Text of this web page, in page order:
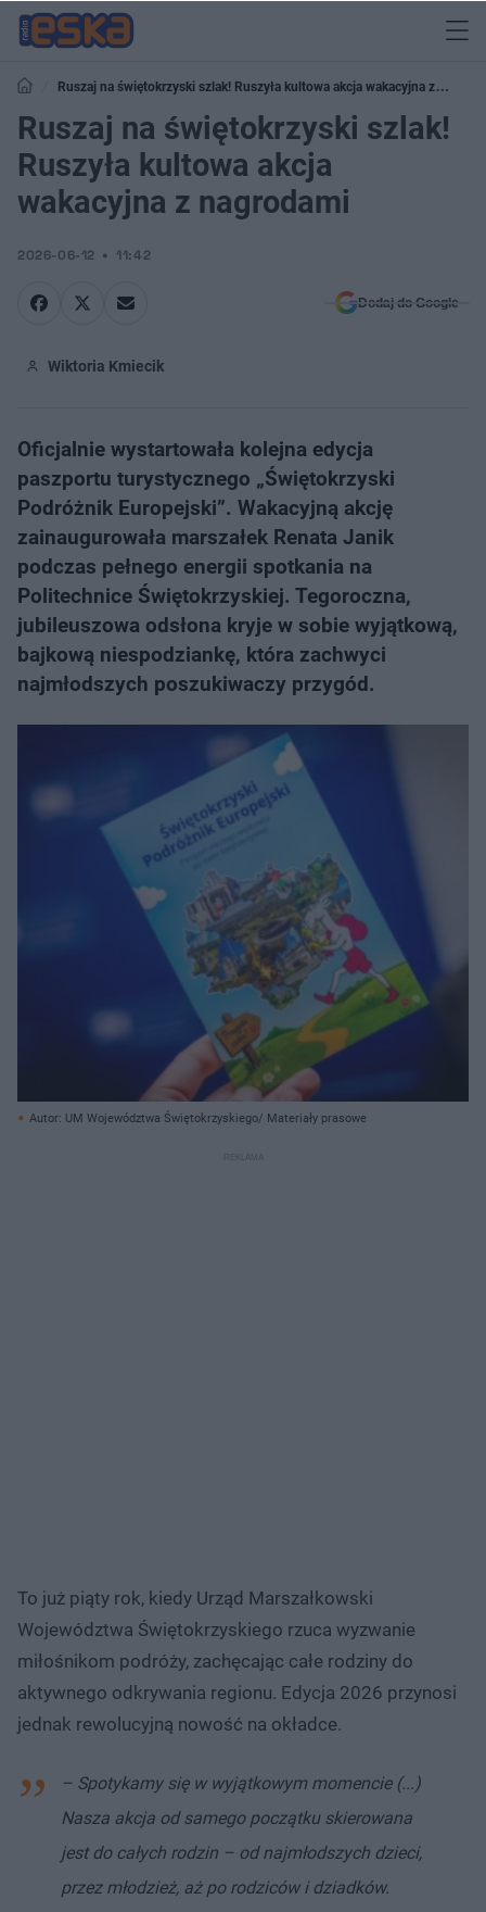
Ruszaj na świętokrzyski szlak! Ruszyła kultowa akcja wakacyjna z
nagrodami
Ruszaj na świętokrzyski szlak!
Ruszyła kultowa akcja
wakacyjna z nagrodami
2026-06-12 11:42
Dodaj do Google
Wiktoria Kmiecik
Oficjalnie wystartowała kolejna edycja
paszportu turystycznego „Świętokrzyski
Podróżnik Europejski”. Wakacyjną akcję
zainaugurowała marszałek Renata Janik
podczas pełnego energii spotkania na
Politechnice Świętokrzyskiej. Tegoroczna,
jubileuszowa odsłona kryje w sobie wyjątkową,
bajkową niespodziankę, która zachwyci
najmłodszych poszukiwaczy przygód.
Autor: UM Województwa Świętokrzyskiego/ Materiały prasowe
To już piąty rok, kiedy Urząd Marszałkowski
Województwa Świętokrzyskiego rzuca wyzwanie
miłośnikom podróży, zachęcając całe rodziny do
aktywnego odkrywania regionu. Edycja 2026 przynosi
jednak rewolucyjną nowość na okładce.
– Spotykamy się w wyjątkowym momencie (...)
Nasza akcja od samego początku skierowana
jest do całych rodzin – od najmłodszych dzieci,
przez młodzież, aż po rodziców i dziadków.